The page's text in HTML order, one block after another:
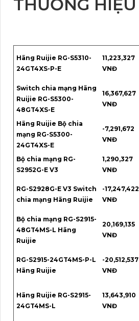
THƯƠNG HIỆU
Hãng Ruijie RG-S5310-
24GT4XS-P-E
11,223,327
VNĐ
Switch chia mạng Hãng
Ruijie RG-S5300-
48GT4XS-E
16,367,627
VNĐ
Hãng Ruijie Bộ chia
mạng RG-S5300-
24GT4XS-E
-7,291,672
VNĐ
Bộ chia mạng RG-
S2952G-E V3
1,290,327
VNĐ
RG-S2928G-E V3 Switch
chia mạng Hãng Ruijie
-17,247,422
VNĐ
Bộ chia mạng RG-S2915-
48GT4MS-L Hãng
Ruijie
20,169,135
VNĐ
RG-S2915-24GT4MS-P-L
Hãng Ruijie
-20,512,537
VNĐ
Hãng Ruijie RG-S2915-
24GT4MS-L
13,643,910
VNĐ